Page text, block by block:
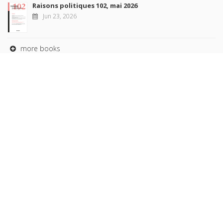
Raisons politiques 102, mai 2026
Jun 23, 2026
more books